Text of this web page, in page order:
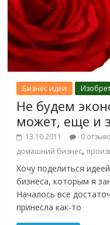
Бизнес идеи
Не будем
может, еще и
13.10.2011 0
домашний бизнес,
Хочу поделиться
бизнеса, которым я
Началось все
принесла как-то